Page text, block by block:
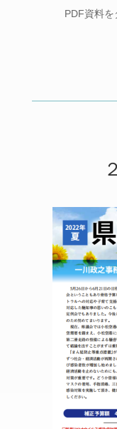
PDF資料を